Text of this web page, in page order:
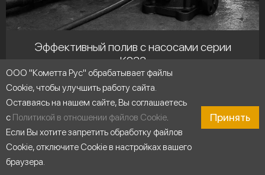
Эффективный полив с насосами серии
К233
ООО "Кометта Рус" обрабатывает файлы
Cookie, чтобы улучшить работу сайта.
Оставаясь на нашем сайте, Вы соглашаетесь
с Политикой в отношении файлов Cookie.
Если Вы хотите запретить обработку файлов
Cookie, отключите Cookie в настройках вашего
браузера.
Принять